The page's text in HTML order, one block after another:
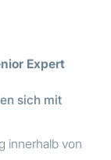
Expert
sich mit
innerhalb von